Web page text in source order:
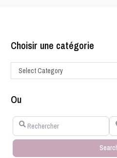
Choisir une catégorie
Select Category
Ou
Rechercher A